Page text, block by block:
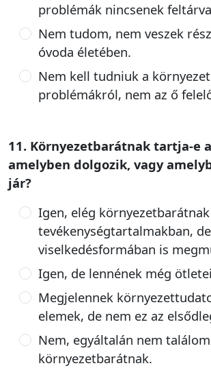
problémák nincsenek
Nem tudom, nem veszek
óvoda életében.
Nem kell tudniuk a
problémákról, nem az ő
11. Környezetbarátnak tartja-e
amelyben dolgozik, vagy
jár?
Igen, elég
tevékenységtartalmakban,
viselkedésformában is
Igen, de lennének még
Megjelennek
elemek, de nem ez az
Nem, egyáltalán nem találom
környezetbarátnak.